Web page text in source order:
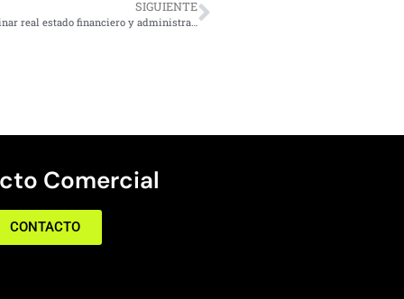
SIGUIENTE
Coquimbo: Municipio prepara auditoría forense para determinar real estado financiero y administrativo de la Casa Consistorial
Comercial
CONTACTO